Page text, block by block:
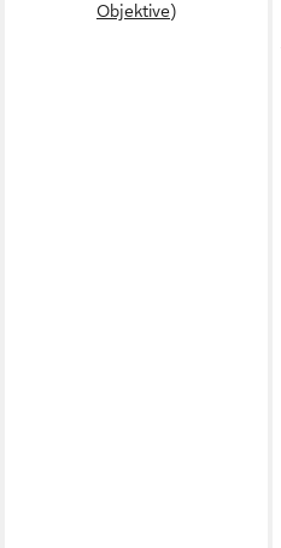
Objektive)